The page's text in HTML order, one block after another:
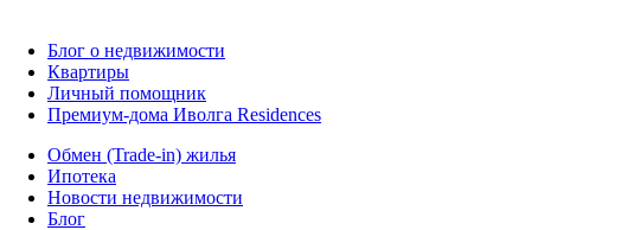
Блог о недвижимости
Квартиры
Личный помощник
Премиум-дома Иволга Residences
Обмен (Trade-in) жилья
Ипотека
Новости недвижимости
Блог